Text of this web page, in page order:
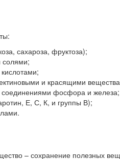
сахароза, фруктоза);
и красящими
соединениями фосфора и железа;
Е, С, К, и группы В);
– сохранение полезных